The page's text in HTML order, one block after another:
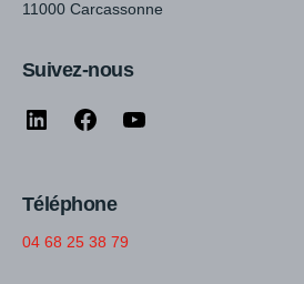
11000 Carcassonne
Suivez-nous
Téléphone
04 68 25 38 79